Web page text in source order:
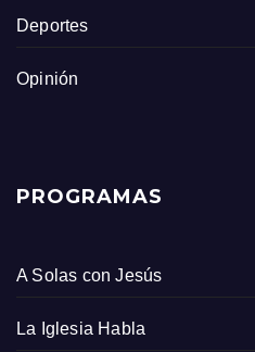
Deportes
Opinión
PROGRAMAS
A Solas con Jesús
La Iglesia Habla